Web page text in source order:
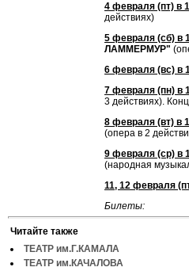
4 февраля (пт) в
действиях)
5 февраля (сб) в
ЛАММЕРМУР"
6 февраля (вс) в
7 февраля (пн) в
3 действиях).
8 февраля (вт) в
(опера в 2
9 февраля (ср) в
(народная
11, 12 февраля
Билеты:
Читайте также
ТЕАТР им.Г.КАМАЛА
ТЕАТР им.КАЧАЛОВА